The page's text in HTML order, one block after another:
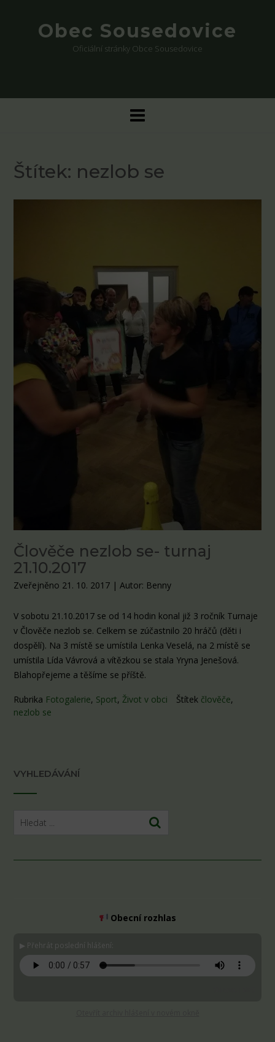
Obec Sousedovice
Oficiální stránky Obce Sousedovice
Štítek: nezlob se
Člověče nezlob se- turnaj
21.10.2017
Zveřejněno 21. 10. 2017 | Autor: Benny
V sobotu 21.10.2017 se od 14 hodin konal již 3 ročník Turnaje
v Člověče nezlob se. Celkem se zúčastnilo 20 hráčů (děti i
dospělí). Na 3 místě se umístila Lenka Veselá, na 2 místě se
umístila Lída Vávrová a vítězkou se stala Yryna Jenešová.
Blahopřejeme a těšíme se příště.
Rubrika Fotogalerie, Sport, Život v obci Štítek člověče,
nezlob se
VYHLEDÁVÁNÍ
Obecní rozhlas
▶ Přehrát poslední hlášení: